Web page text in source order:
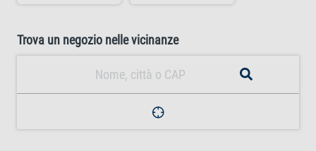
Trova un negozio nelle vicinanze